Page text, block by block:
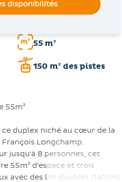
55 m²
150 m² des pistes
55m²
duplex niché au cœur de la
François Longchamp.
jusqu'à 8 personnes, cet
55m² d'espace et trois
avec des lits doubles (140cm)
disponibilités